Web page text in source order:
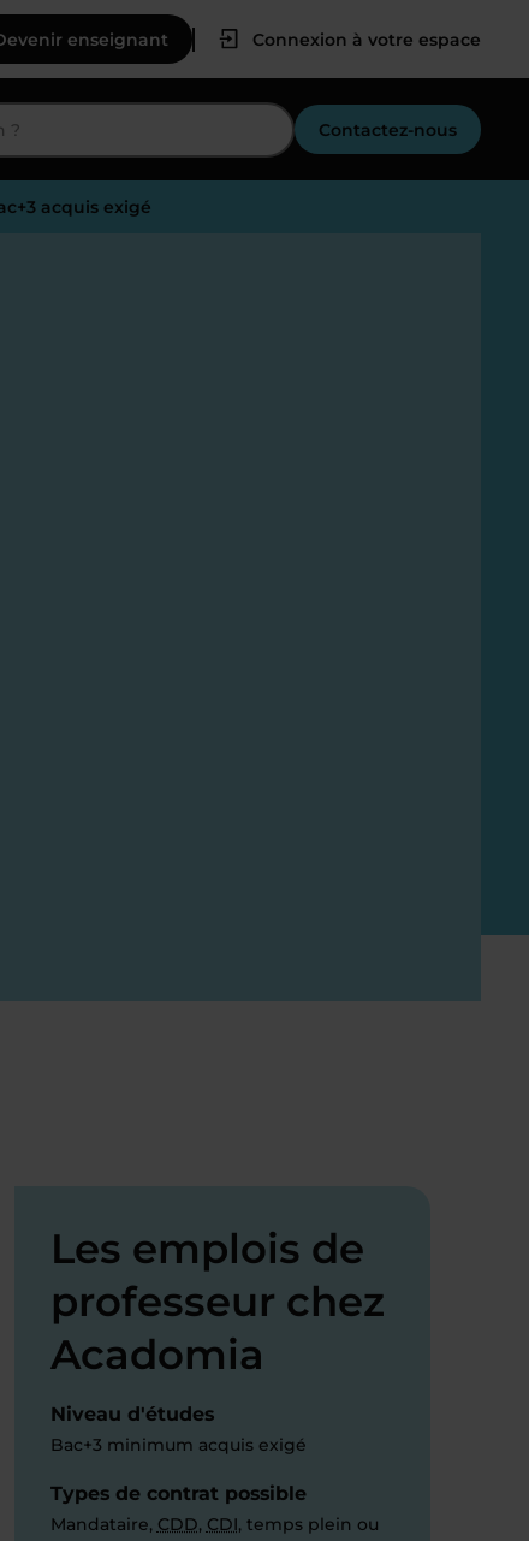
enseignant Connexion à votre espace
Contactez-nous
acquis exigé
Les emplois de
professeur chez
Acadomia
Niveau d'études
Bac+3 minimum acquis exigé
Types de contrat possible
Mandataire, CDD, CDI, temps plein ou